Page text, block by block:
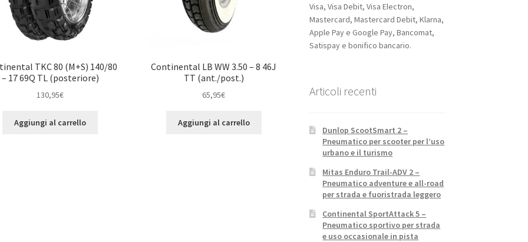
TKC 80 (M+S) 140/80
– 17 69Q TL (posteriore)
130,95€
Aggiungi al carrello
Continental LB WW 3.50 – 8 46J
TT (ant./post.)
65,95€
Aggiungi al carrello
Visa, Visa Debit, Visa Electron,
Mastercard, Mastercard Debit, Klarna,
Apple Pay e Google Pay, Bancomat,
Satispay e bonifico bancario.
Articoli recenti
Dunlop ScootSmart 2 –
Pneumatico per scooter per l’uso
urbano e il turismo
Mitas Enduro Trail-ADV 2 –
Pneumatico adventure e all-road
per strada e fuoristrada leggero
Continental SportAttack 5 –
Pneumatico sportivo per strada
e uso occasionale in pista